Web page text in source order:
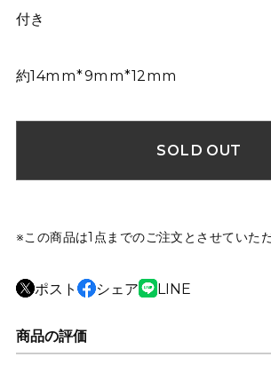
付き
約14mm*9mm*12mm
SOLD OUT
※この商品は1点までのご注文とさせていただ
ポスト シェア LINE
商品の評価